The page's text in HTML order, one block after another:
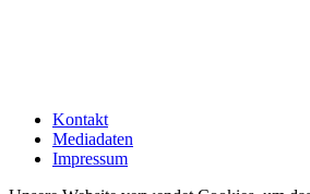
Kontakt
Mediadaten
Impressum